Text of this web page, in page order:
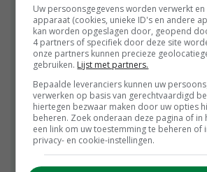
meer schadecijfers, waarnemingen
inzet van jagers en resultaten van
maatregelen worden vastgelegd.
moet duidelijk maken welke
effect heeft en welke maatregelen
geld kosten. Volgens
Zutt is dat essentieel voor
besluitvorming.
Voorwaarde is dat ondernemers de
blijven melden bij
Uw persoonsgegevens worden verwerkt
apparaat (cookies, unieke ID's en andere
kan worden opgeslagen door, geopend
4 partners of specifiek door deze site
onze partners kunnen precieze
gebruiken. Lijst met partners.
Bepaalde leveranciers kunnen uw
verwerken op basis van gerechtvaardigd
hiertegen bezwaar maken door uw opties
beheren. Zoek onderaan deze pagina of in
een link om uw toestemming te beheren of
privacy- en cookie-instellingen.